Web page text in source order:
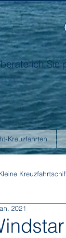
ich Sie
Kreuzfahrten
Aurora
2021